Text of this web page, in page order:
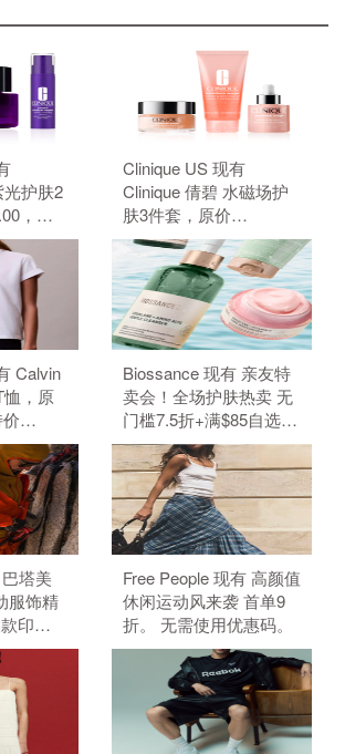
光护肤2
，现
优惠
Clinique US 现有
Clinique 倩碧 水磁场护
肤3件套，原价
$109.00，现特价
$91.00（约615.66
元）。 无需使用优惠
码。
Calvin
恤，原
优惠
Biossance 现有 亲友特
卖会！全场护肤热卖 无
门槛7.5折+满$85自选3
件好礼。 无需使用优惠
码。
塔美
服饰精
印花T
使用优
Free People 现有 高颜值
休闲运动风来袭 首单9
折。 无需使用优惠码。